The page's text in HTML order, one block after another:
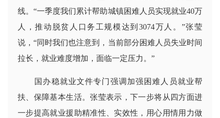
线。“一季度我们累计帮助城镇困难人员实现就业40万
人，推动脱贫人口务工规模达到3074万人。”张莹
说，“同时我们也注意到，当前部分困难人员失业时间
拉长，就业难度增加，面临一定压力。”
国办稳就业文件专门强调加强困难人员就业帮
扶、保障基本生活。张莹表示，下一步将从四方面进
一步提高就业援助精准性、实效性，用心用情用力做